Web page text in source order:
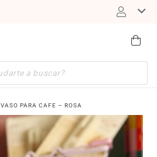
VASO PARA CAFE – ROSA